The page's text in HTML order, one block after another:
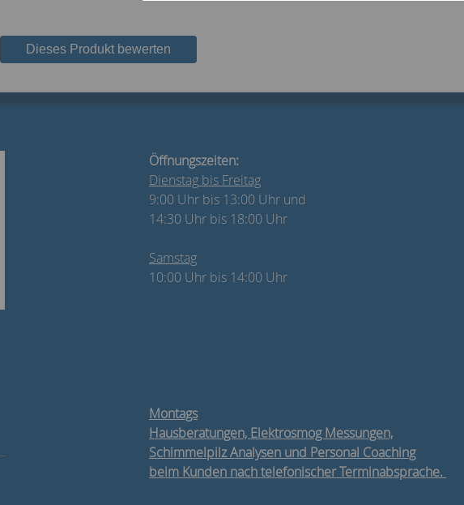
Dieses Produkt bewerten
Öffnungszeiten:
Dienstag bis Freitag
9:00 Uhr bis 13:00 Uhr und
14:30 Uhr bis 18:00 Uhr
Samstag
10:00 Uhr bis 14:00 Uhr
Montags
Hausberatungen, Elektrosmog Messungen,
Schimmelpilz Analysen und Personal Coaching
beim Kunden nach telefonischer Terminabsprache.